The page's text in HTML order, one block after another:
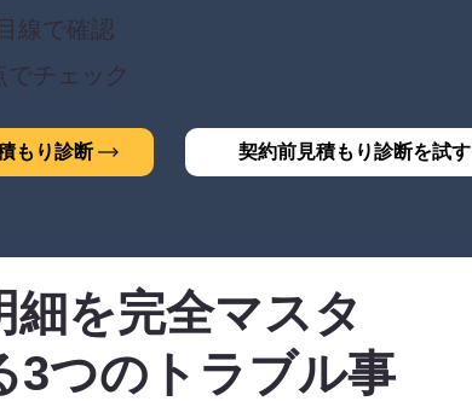
線で確認
チェック
もり診断 契約前見積もり診断を試す
を完全マスタ
3つのトラブル事